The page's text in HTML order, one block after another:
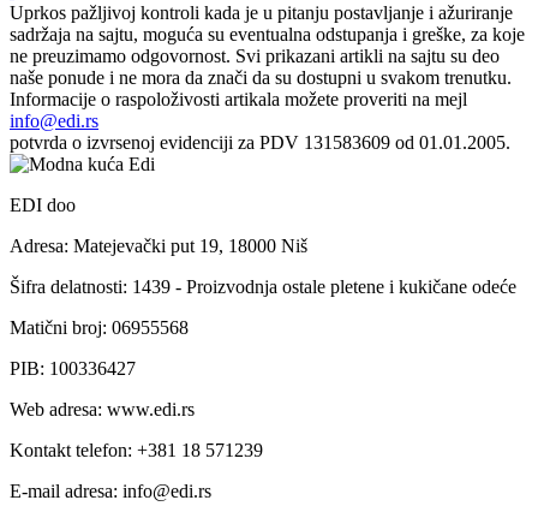
Uprkos pažljivoj kontroli kada je u pitanju postavljanje i ažuriranje
sadržaja na sajtu, moguća su eventualna odstupanja i greške, za koje
ne preuzimamo odgovornost. Svi prikazani artikli na sajtu su deo
naše ponude i ne mora da znači da su dostupni u svakom trenutku.
Informacije o raspoloživosti artikala možete proveriti na mejl
info@edi.rs
potvrda o izvrsenoj evidenciji za PDV 131583609 od 01.01.2005.
EDI doo
Adresa: Matejevački put 19, 18000 Niš
Šifra delatnosti: 1439 - Proizvodnja ostale pletene i kukičane odeće
Matični broj: 06955568
PIB: 100336427
Web adresa: www.edi.rs
Kontakt telefon: +381 18 571239
E-mail adresa: info@edi.rs